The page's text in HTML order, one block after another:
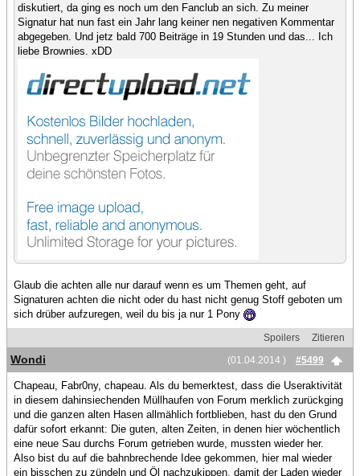
diskutiert, da ging es noch um den Fanclub an sich. Zu meiner
Signatur hat nun fast ein Jahr lang keiner nen negativen Kommentar
abgegeben. Und jetz bald 700 Beiträge in 19 Stunden und das... Ich
liebe Brownies. xDD
Glaub die achten alle nur darauf wenn es um Themen geht, auf
Signaturen achten die nicht oder du hast nicht genug Stoff geboten um
sich drüber aufzuregen, weil du bis ja nur 1 Pony
Spoilers
Zitieren
(01.04.2014 )
#5499
Wondi
Chapeau, Fabr0ny, chapeau. Als du bemerktest, dass die Useraktivität
in diesem dahinsiechenden Müllhaufen von Forum merklich zurückging
und die ganzen alten Hasen allmählich fortblieben, hast du den Grund
dafür sofort erkannt: Die guten, alten Zeiten, in denen hier wöchentlich
eine neue Sau durchs Forum getrieben wurde, mussten wieder her.
Also bist du auf die bahnbrechende Idee gekommen, hier mal wieder
ein bisschen zu zündeln und Öl nachzukippen, damit der Laden wieder